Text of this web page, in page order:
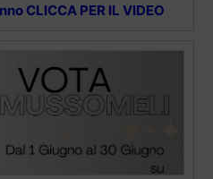
CLICCA PER IL VIDEO